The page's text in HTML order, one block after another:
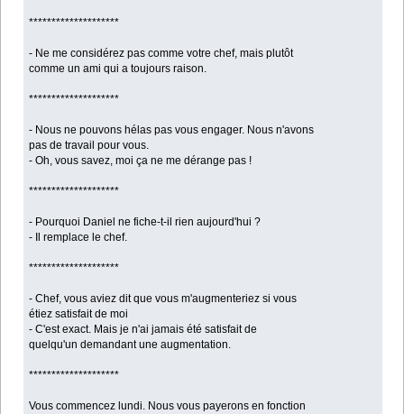
********************
- Ne me considérez pas comme votre chef, mais plutôt
comme un ami qui a toujours raison.
********************
- Nous ne pouvons hélas pas vous engager. Nous n'avons
pas de travail pour vous.
- Oh, vous savez, moi ça ne me dérange pas !
********************
- Pourquoi Daniel ne fiche-t-il rien aujourd'hui ?
- Il remplace le chef.
********************
- Chef, vous aviez dit que vous m'augmenteriez si vous
étiez satisfait de moi
- C'est exact. Mais je n'ai jamais été satisfait de
quelqu'un demandant une augmentation.
********************
Vous commencez lundi. Nous vous payerons en fonction